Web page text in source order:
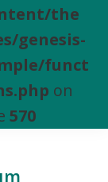
the
genesis-
funct
on
570